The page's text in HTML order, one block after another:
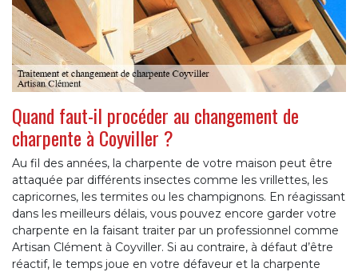
Quand faut-il procéder au changement de
charpente à Coyviller ?
Au fil des années, la charpente de votre maison peut être
attaquée par différents insectes comme les vrillettes, les
capricornes, les termites ou les champignons. En réagissant
dans les meilleurs délais, vous pouvez encore garder votre
charpente en la faisant traiter par un professionnel comme
Artisan Clément à Coyviller. Si au contraire, à défaut d’être
réactif, le temps joue en votre défaveur et la charpente